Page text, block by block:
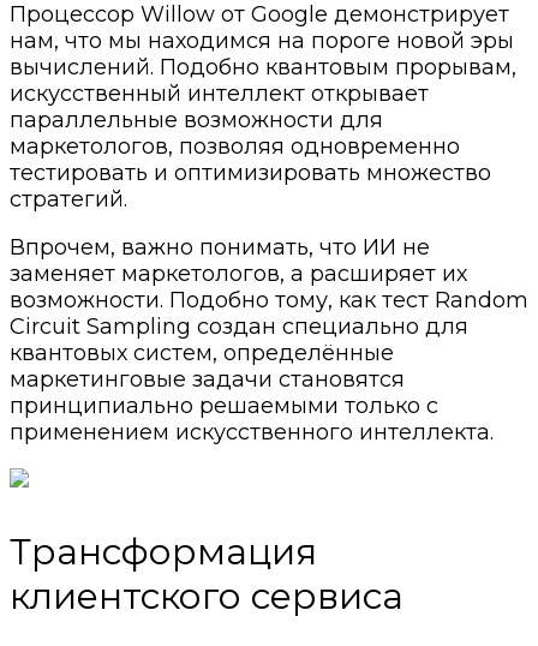
Процессор Willow от Google демонстрирует
нам, что мы находимся на пороге новой эры
вычислений. Подобно квантовым прорывам,
искусственный интеллект открывает
параллельные возможности для
маркетологов, позволяя одновременно
тестировать и оптимизировать множество
стратегий.
Впрочем, важно понимать, что ИИ не
заменяет маркетологов, а расширяет их
возможности. Подобно тому, как тест Random
Circuit Sampling создан специально для
квантовых систем, определённые
маркетинговые задачи становятся
принципиально решаемыми только с
применением искусственного интеллекта.
Трансформация
клиентского сервиса